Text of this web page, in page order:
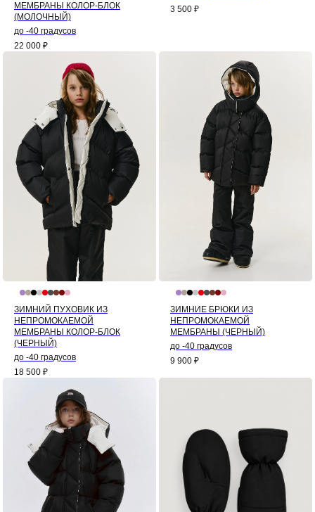
МЕМБРАНЫ КОЛОР-БЛОК
(МОЛОЧНЫЙ)
до -40 градусов
22 000 ₽
3 500 ₽
ЗИМНИЙ ПУХОВИК ИЗ
НЕПРОМОКАЕМОЙ
МЕМБРАНЫ КОЛОР-БЛОК
(ЧЕРНЫЙ)
до -40 градусов
18 500 ₽
ЗИМНИЕ БРЮКИ ИЗ
НЕПРОМОКАЕМОЙ
МЕМБРАНЫ (ЧЕРНЫЙ)
до -40 градусов
9 900 ₽